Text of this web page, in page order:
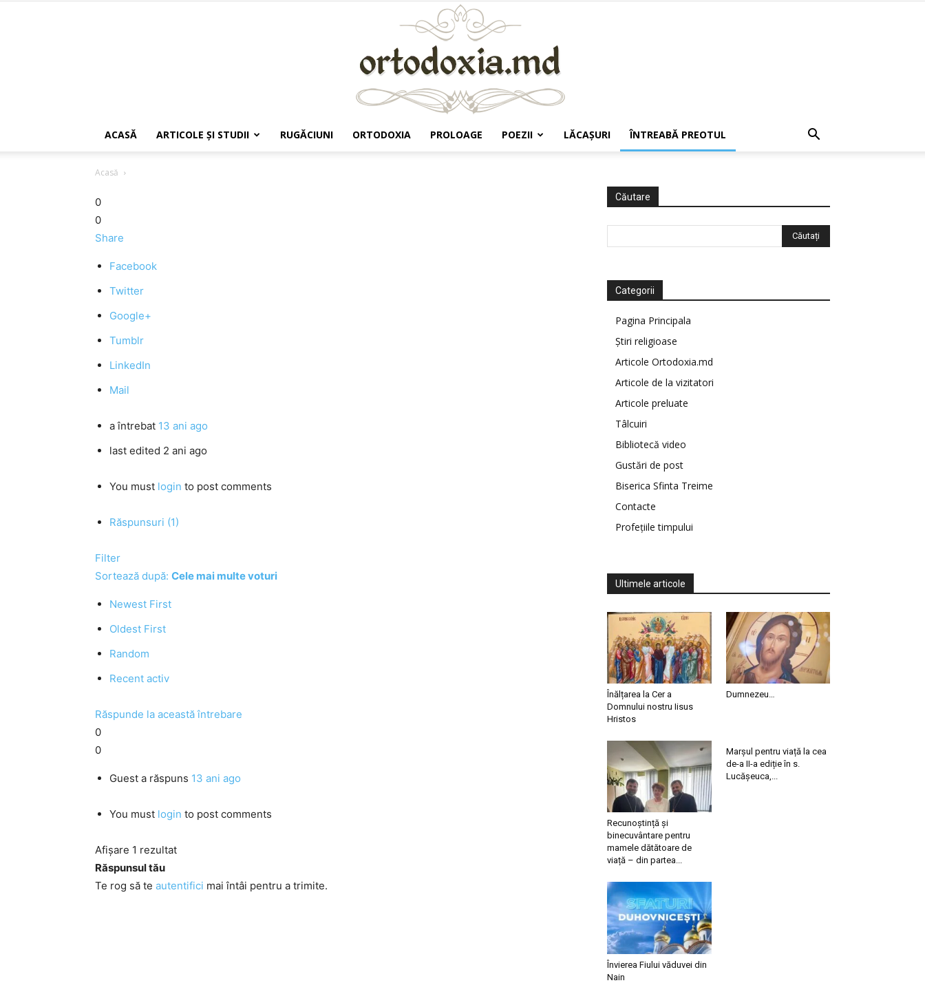
ACASĂ ARTICOLE ŞI STUDII RUGĂCIUNI ORTODOXIA PROLOAGE POEZII LĂCAŞURI ÎNTREABĂ PREOTUL
Acasă
0
0
Share
Facebook
Twitter
Google+
Tumblr
LinkedIn
Mail
a întrebat 13 ani ago
last edited 2 ani ago
You must login to post comments
Răspunsuri (1)
Filter
Sortează după: Cele mai multe voturi
Newest First
Oldest First
Random
Recent activ
Răspunde la această întrebare
0
0
Guest a răspuns 13 ani ago
You must login to post comments
Afișare 1 rezultat
Răspunsul tău
Te rog să te autentifici mai întâi pentru a trimite.
Căutare
Categorii
Pagina Principala
Știri religioase
Articole Ortodoxia.md
Articole de la vizitatori
Articole preluate
Tâlcuiri
Bibliotecă video
Gustări de post
Biserica Sfinta Treime
Contacte
Profețiile timpului
Ultimele articole
Înălțarea la Cer a
Domnului nostru Iisus
Hristos
Dumnezeu…
Recunoștință și
binecuvântare pentru
mamele dătătoare de
viață – din partea...
Marșul pentru viață la cea
de-a II-a ediție în s.
Lucășeuca,...
Învierea Fiului văduvei din
Nain